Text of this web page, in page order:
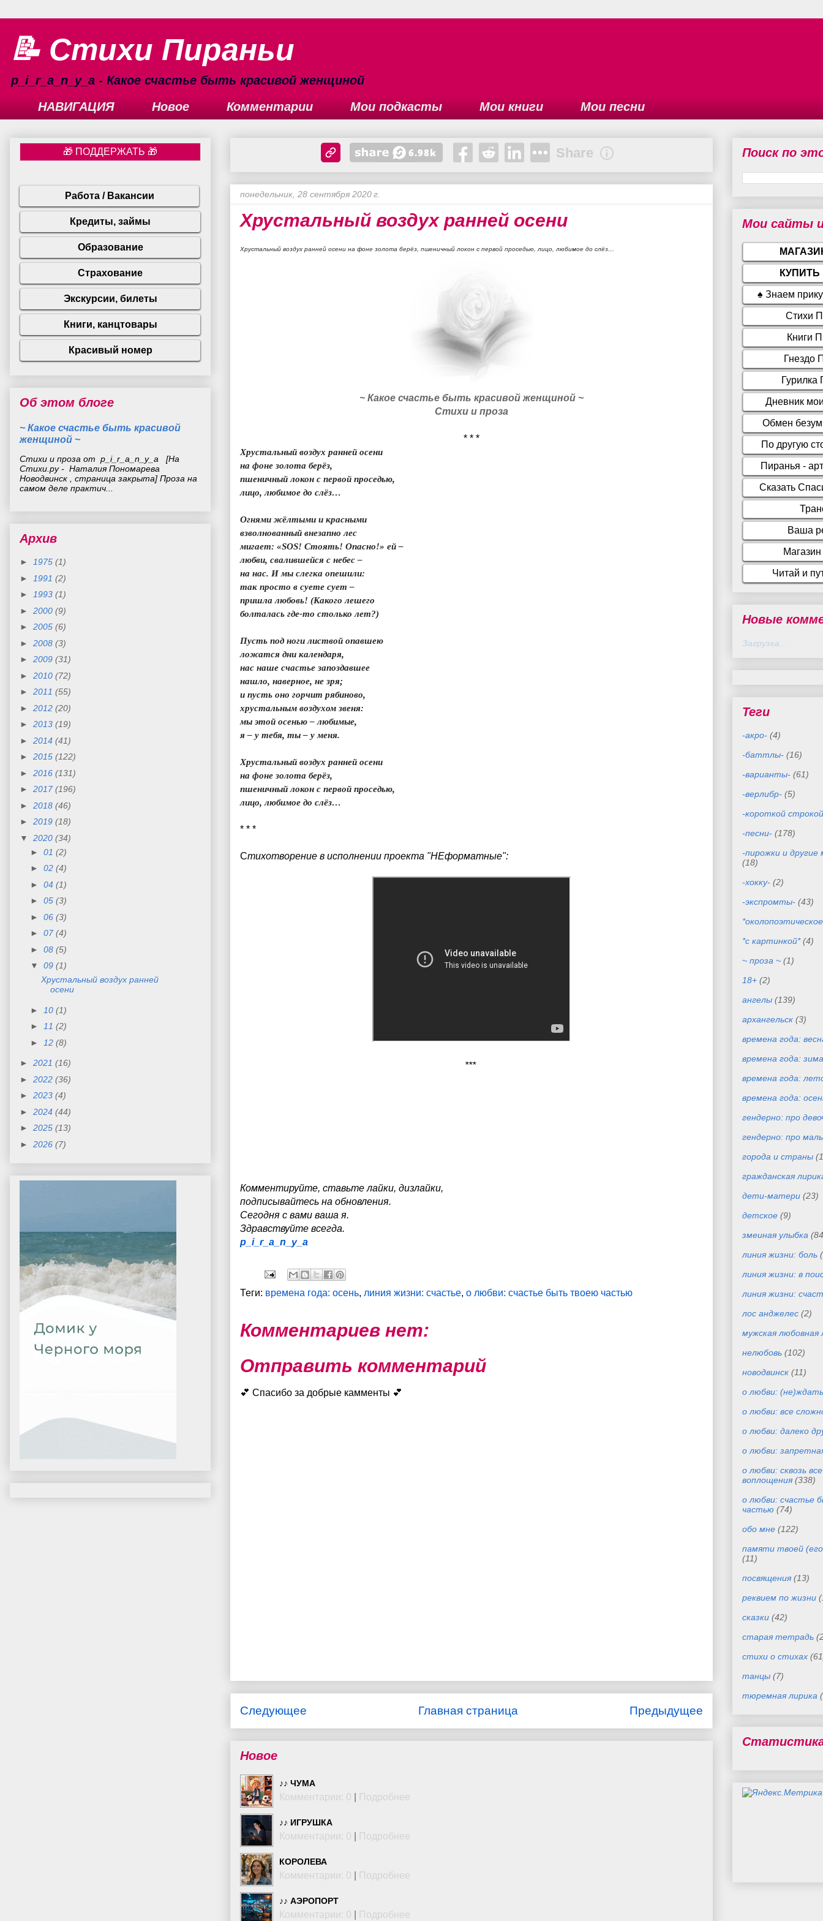
📝 Стихи Пираньи
p_i_r_a_n_y_a - Какое счастье быть красивой женщиной
НАВИГАЦИЯ
Новое Комментарии Мои подкасты Мои книги Мои песни
Share
Reward
0 USD
понедельник, 28 сентября 2020 г.
Хрустальный воздух ранней осени
Хрустальный воздух ранней осени на фоне золота берёз, пшеничный локон с первой проседью, лицо, любимое до слёз…
~ Какое счастье быть красивой женщиной ~
Стихи и проза
* * *
Хрустальный воздух ранней осени
на фоне золота берёз,
пшеничный локон с первой проседью,
лицо, любимое до слёз…
Огнями жёлтыми и красными
взволнованный внезапно лес
мигает: «SOS! Стоять! Опасно!» ей –
любви, свалившейся с небес –
на нас. И мы слегка опешили:
так просто в суете сует –
пришла любовь! (Какого лешего
болталась где-то столько лет?)
Пусть под ноги листвой опавшею
ложатся дни календаря,
нас наше счастье запоздавшее
нашло, наверное, не зря;
и пусть оно горчит рябиново,
хрустальным воздухом звеня:
мы этой осенью – любимые,
я – у тебя, ты – у меня.
Хрустальный воздух ранней осени
на фоне золота берёз,
пшеничный локон с первой проседью,
лицо, любимое до слёз…
* * *
Стихотворение в исполнении проекта "НЕформатные":
***
Комментируйте, ставьте лайки, дизлайки,
подписывайтесь на обновления.
Сегодня с вами ваша я.
Здравствуйте всегда.
p_i_r_a_n_y_a
Теги: времена года: осень, линия жизни: счастье, о любви: счастье быть твоею частью
Комментариев нет:
Отправить комментарий
💕 Спасибо за добрые камменты 💕
Следующее Предыдущее
Главная страница
Новое
♪♪ ЧУМА
Комментарии: 0 Подробнее
♪♪ ИГРУШКА
Комментарии: 0 Подробнее
КОРОЛЕВА
Комментарии: 0 Подробнее
♪♪ АЭРОПОРТ
Комментарии: 0 Подробнее
Об этом блоге
~ Какое счастье быть красивой
женщиной ~
Стихи и проза от p_i_r_a_n_y_a [На
Стихи.ру - Наталия Пономарева
Новодвинск , страница закрыта] Проза на
самом деле практич...
Архив
► 1975 (1)
►
1991 (2)
►
1993 (1)
► 2000 (9)
► 2005 (6)
► 2008 (3)
► 2009 (31)
► 2010 (72)
► 2011 (55)
► 2012 (20)
► 2013 (19)
► 2014 (41)
► 2015 (122)
► 2016 (131)
► 2017 (196)
► 2018 (46)
► 2019 (18)
▼ 2020 (34)
► 01 (2)
► 02 (4)
► 04 (1)
► 05 (3)
► 06 (3)
► 07 (4)
► 08 (5)
▼ 09 (1)
Хрустальный воздух ранней
осени
► 10 (1)
►
11 (2)
►
12 (8)
► 2021 (16)
► 2022 (36)
► 2023 (4)
► 2024 (44)
► 2025 (13)
► 2026 (7)
Поиск по
Мои сайты
Новые
Загрузка...
Теги
-акро- (4)
-баттлы- (16)
-варианты- (61)
-верлибр- (5)
-короткой
-песни- (178)
-пирожки и
(18)
-хокку- (2)
-экспромты- (43)
*с картинкой* (4)
~ проза ~ (1)
18+ (2)
ангелы (139)
архангельск (3)
времена года:
времена года: зима
времена года:
времена года:
гендерно: про
гендерно: про
города и страны
гражданская
дети-матери (23)
детское (9)
змеиная улыбка
линия жизни: боль
линия жизни: в
линия жизни:
лос анджелес (2)
мужская любовная
нелюбовь (102)
новодвинск (11)
о любви:
о любви: все
о любви: далеко
о любви:
о любви: сквозь
воплощения (338)
о любви: счастье
частью (74)
обо мне (122)
памяти твоей
(11)
посвящения (13)
реквием по жизни
сказки (42)
старая тетрадь
стихи о стихах
танцы (7)
тюремная лирика